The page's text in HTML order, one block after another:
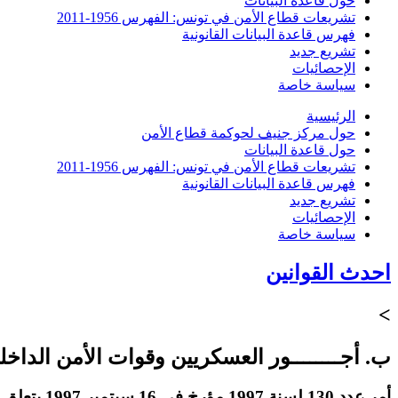
تشريعات قطاع الأمن في تونس: الفهرس 1956-2011
فهرس قاعدة البيانات القانونية
تشريع جديد
الإحصائيات
سياسة خاصة
الرئيسية
حول مركز جنيف لحوكمة قطاع الأمن
حول قاعدة البيانات
تشريعات قطاع الأمن في تونس: الفهرس 1956-2011
فهرس قاعدة البيانات القانونية
تشريع جديد
الإحصائيات
سياسة خاصة
احدث القوانين
>
ب. أجــــــــور العسكريين وقوات الأمن